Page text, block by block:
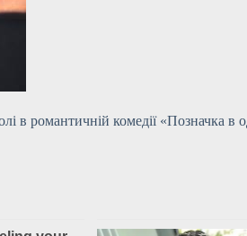
в романтичній комедії «Позначка